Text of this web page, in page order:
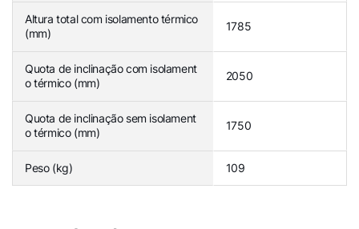
Altura total com isolamento térmico
(mm)
1785
Quota de inclinação com isolament
o térmico (mm)
2050
Quota de inclinação sem isolament
o térmico (mm)
1750
Peso (kg) 109